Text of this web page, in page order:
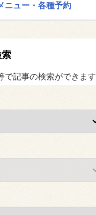
ニュー・各種予約
索
で記事の検索ができます